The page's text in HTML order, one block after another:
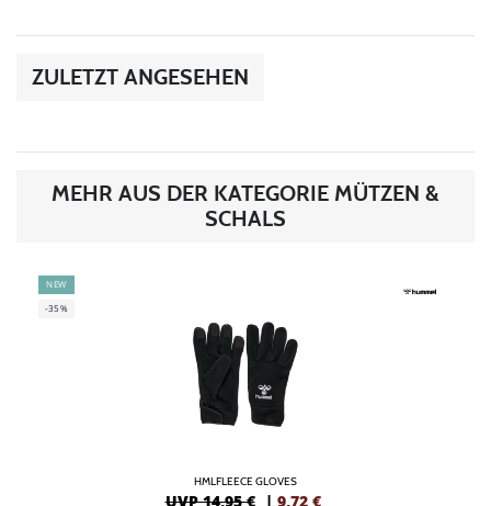
ZULETZT ANGESEHEN
MEHR AUS DER KATEGORIE MÜTZEN &
SCHALS
NEW
-35%
HMLFLEECE GLOVES
UVP 14,95 € | 9,72 €